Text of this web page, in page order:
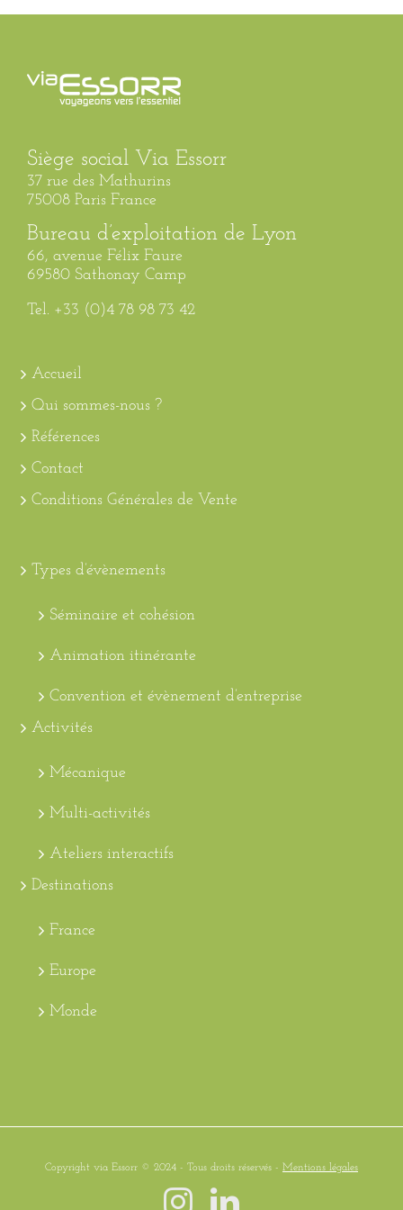
Siège social Via Essorr
37 rue des Mathurins
75008 Paris France
Bureau d’exploitation de Lyon
66, avenue Félix Faure
69580 Sathonay Camp
Tel. +33 (0)4 78 98 73 42
Accueil
Qui sommes-nous ?
Références
Contact
Conditions Générales de Vente
Types d’évènements
Séminaire et cohésion
Animation itinérante
Convention et évènement d’entreprise
Activités
Mécanique
Multi-activités
Ateliers interactifs
Destinations
France
Europe
Monde
Copyright via Essorr © 2024 - Tous droits réservés - Mentions légales
Instagram
LinkedIn